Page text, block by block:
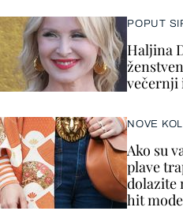
POPUT
Haljina
večernji
NOVE
Ako su
plave
dolazite
hit